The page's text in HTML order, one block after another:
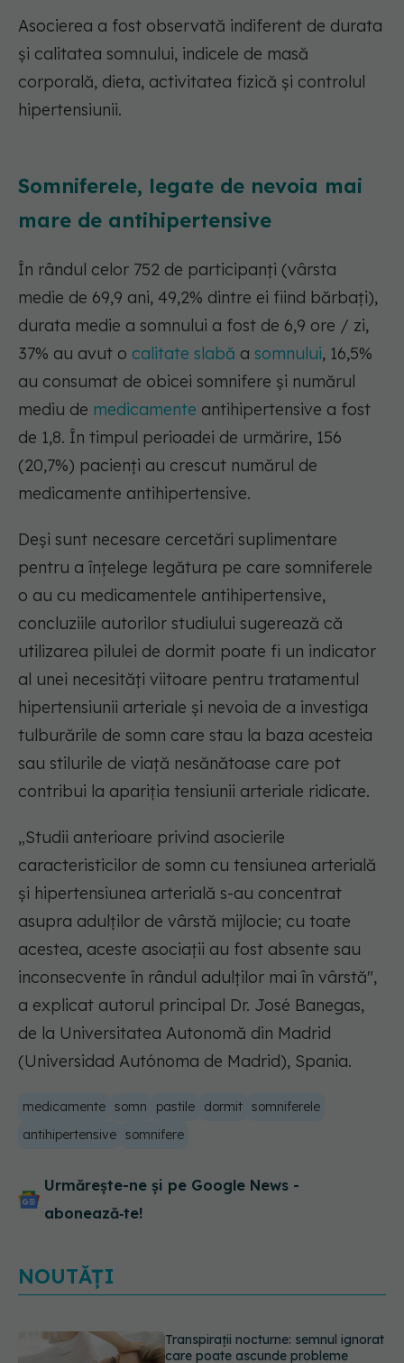
Asocierea a fost observată indiferent de durata
și calitatea somnului, indicele de masă
corporală, dieta, activitatea fizică și controlul
hipertensiunii.
Somniferele, legate de nevoia mai
mare de antihipertensive
În rândul celor 752 de participanți (vârsta
medie de 69,9 ani, 49,2% dintre ei fiind bărbați),
durata medie a somnului a fost de 6,9 ore / zi,
37% au avut o calitate slabă a somnului, 16,5%
au consumat de obicei somnifere și numărul
mediu de medicamente antihipertensive a fost
de 1,8. În timpul perioadei de urmărire, 156
(20,7%) pacienți au crescut numărul de
medicamente antihipertensive.
Deși sunt necesare cercetări suplimentare
pentru a înțelege legătura pe care somniferele
o au cu medicamentele antihipertensive,
concluziile autorilor studiului sugerează că
utilizarea pilulei de dormit poate fi un indicator
al unei necesități viitoare pentru tratamentul
hipertensiunii arteriale și nevoia de a investiga
tulburările de somn care stau la baza acesteia
sau stilurile de viață nesănătoase care pot
contribui la apariția tensiunii arteriale ridicate.
„Studii anterioare privind asocierile
caracteristicilor de somn cu tensiunea arterială
și hipertensiunea arterială s-au concentrat
asupra adulților de vârstă mijlocie; cu toate
acestea, aceste asociații au fost absente sau
inconsecvente în rândul adulților mai în vârstă",
a explicat autorul principal Dr. José Banegas,
de la Universitatea Autonomă din Madrid
(Universidad Autónoma de Madrid), Spania.
medicamente somn pastile dormit somniferele
antihipertensive somnifere
Urmărește-ne și pe Google News -
abonează‑te!
NOUTĂȚI
Ce poți mânca și ce trebuie să eviți
dacă ai gastrită: exemplu de meniu